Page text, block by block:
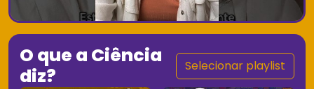
O que a Ciência
diz?
Selecionar playlist